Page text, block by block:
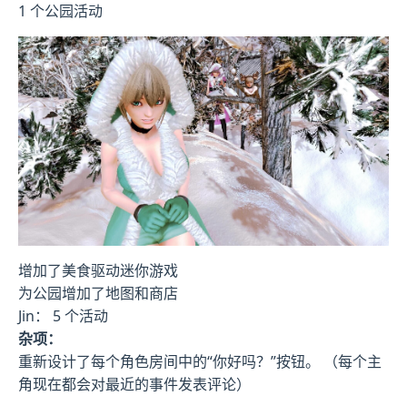
1 个公园活动
增加了美食驱动迷你游戏
为公园增加了地图和商店
Jin： 5 个活动
杂项：
重新设计了每个角色房间中的“你好吗？”按钮。 （每个主
角现在都会对最近的事件发表评论）